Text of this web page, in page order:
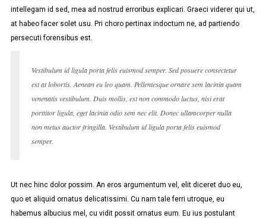
intellegam id sed, mea ad nostrud erroribus explicari. Graeci viderer qui ut,
at habeo facer solet usu. Pri choro pertinax indoctum ne, ad partiendo
persecuti forensibus est.
Vestibulum id ligula porta felis euismod semper. Sed posuere consectetur
est at lobortis. Aenean eu leo quam. Pellentesque ornare sem lacinia quam
venenatis vestibulum. Duis mollis, est non commodo luctus, nisi erat
porttitor ligula, eget lacinia odio sem nec elit. Donec ullamcorper nulla
non metus auctor fringilla. Vestibulum id ligula porta felis euismod
semper.
Ut nec hinc dolor possim. An eros argumentum vel, elit diceret duo eu,
quo et aliquid ornatus delicatissimi. Cu nam tale ferri utroque, eu
habemus albucius mel, cu vidit possit ornatus eum. Eu ius postulant